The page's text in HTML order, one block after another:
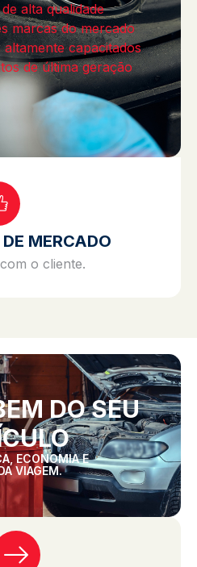
alta qualidade
marcas do mercado
altamente capacitados
de última geração
MERCADO
o cliente.
DO SEU
ECONOMIA E
VIAGEM.